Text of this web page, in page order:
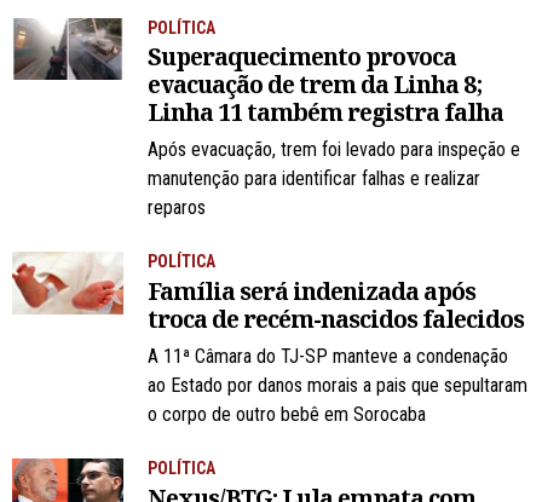
POLÍTICA
Superaquecimento provoca
evacuação de trem da Linha 8;
Linha 11 também registra falha
Após evacuação, trem foi levado para inspeção e
manutenção para identificar falhas e realizar
reparos
POLÍTICA
Família será indenizada após
troca de recém-nascidos falecidos
A 11ª Câmara do TJ-SP manteve a condenação
ao Estado por danos morais a pais que sepultaram
o corpo de outro bebê em Sorocaba
POLÍTICA